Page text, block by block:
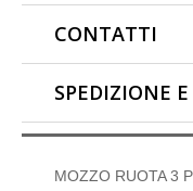
6"-7"
quantità
CONTATTI
SPEDIZIONE
MOZZO RUOTA 3